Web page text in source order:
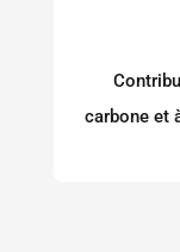
carbone et